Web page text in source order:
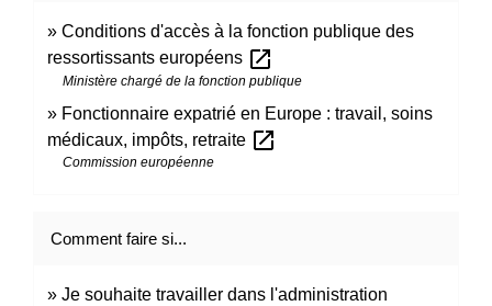
Conditions d'accès à la fonction publique des
ressortissants européens open_in_new
Ministère chargé de la fonction publique
Fonctionnaire expatrié en Europe : travail, soins
médicaux, impôts, retraite open_in_new
Commission européenne
Comment faire si...
Je souhaite travailler dans l'administration